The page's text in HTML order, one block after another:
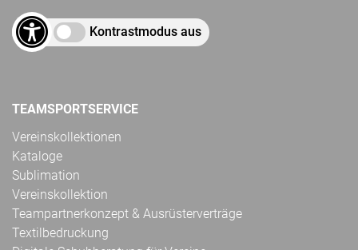
Kontrastmodus aus
TEAMSPORTSERVICE
Vereinskollektionen
Kataloge
Sublimation
Vereinskollektion
Teampartnerkonzept & Ausrüsterverträge
Textilbedruckung